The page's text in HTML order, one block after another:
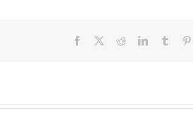
Facebook
TwitterRedditLinkedInTumblr